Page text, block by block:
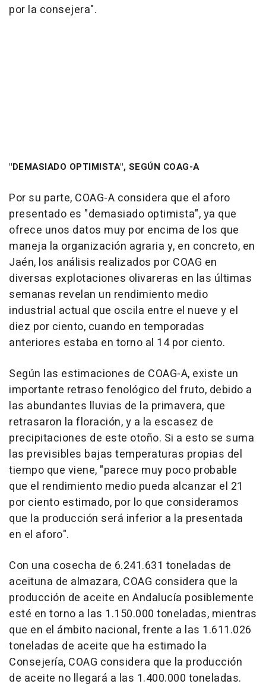
por la consejera".
"DEMASIADO OPTIMISTA", SEGÚN COAG-A
Por su parte, COAG-A considera que el aforo
presentado es "demasiado optimista", ya que
ofrece unos datos muy por encima de los que
maneja la organización agraria y, en concreto, en
Jaén, los análisis realizados por COAG en
diversas explotaciones olivareras en las últimas
semanas revelan un rendimiento medio
industrial actual que oscila entre el nueve y el
diez por ciento, cuando en temporadas
anteriores estaba en torno al 14 por ciento.
Según las estimaciones de COAG-A, existe un
importante retraso fenológico del fruto, debido a
las abundantes lluvias de la primavera, que
retrasaron la floración, y a la escasez de
precipitaciones de este otoño. Si a esto se suma
las previsibles bajas temperaturas propias del
tiempo que viene, "parece muy poco probable
que el rendimiento medio pueda alcanzar el 21
por ciento estimado, por lo que consideramos
que la producción será inferior a la presentada
en el aforo".
Con una cosecha de 6.241.631 toneladas de
aceituna de almazara, COAG considera que la
producción de aceite en Andalucía posiblemente
esté en torno a las 1.150.000 toneladas, mientras
que en el ámbito nacional, frente a las 1.611.026
toneladas de aceite que ha estimado la
Consejería, COAG considera que la producción
de aceite no llegará a las 1.400.000 toneladas.